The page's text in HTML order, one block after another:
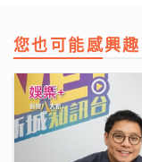
您也可能感興趣